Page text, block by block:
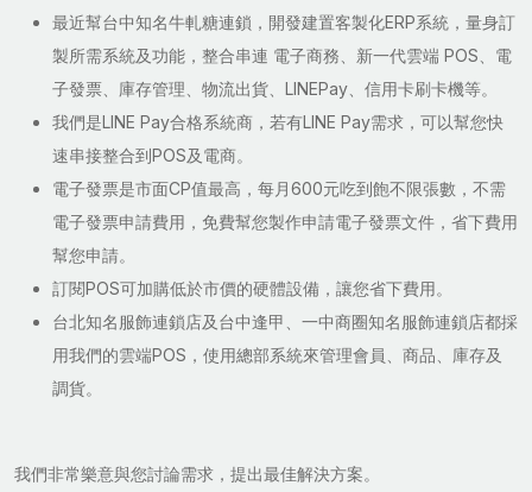
最近幫台中知名牛軋糖連鎖，開發建置客製化ERP系統，量身訂
製所需系統及功能，整合串連 電子商務、新一代雲端 POS、電
子發票、庫存管理、物流出貨、LINEPay、信用卡刷卡機等。
我們是LINE Pay合格系統商，若有LINE Pay需求，可以幫您快
速串接整合到POS及電商。
電子發票是市面CP值最高，每月600元吃到飽不限張數，不需
電子發票申請費用，免費幫您製作申請電子發票文件，省下費用
幫您申請。
訂閱POS可加購低於市價的硬體設備，讓您省下費用。
台北知名服飾連鎖店及台中逢甲、一中商圈知名服飾連鎖店都採
用我們的雲端POS，使用總部系統來管理會員、商品、庫存及
調貨。
我們非常樂意與您討論需求，提出最佳解決方案。